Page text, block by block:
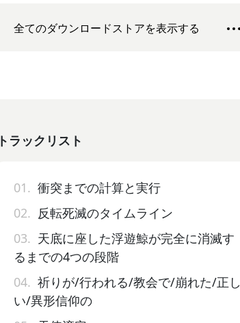
全てのダウンロードストアを表示する
トラックリスト
01. 衝突までの計算と実行
02. 反転死滅のタイムライン
03. 天底に座した浮遊鯨が完全に消滅す
るまでの4つの段階
04. 祈りが/行われる/教会で/崩れた/正し
い/異形信仰の